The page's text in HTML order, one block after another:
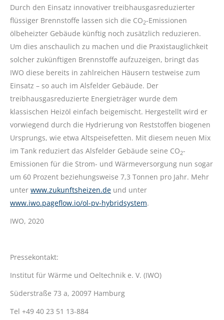
Durch den Einsatz innovativer treibhausgasreduzierter
flüssiger Brennstoffe lassen sich die CO2-Emissionen
ölbeheizter Gebäude künftig noch zusätzlich reduzieren.
Um dies anschaulich zu machen und die Praxistauglichkeit
solcher zukünftigen Brennstoffe aufzuzeigen, bringt das
IWO diese bereits in zahlreichen Häusern testweise zum
Einsatz – so auch im Alsfelder Gebäude. Der
treibhausgasreduzierte Energieträger wurde dem
klassischen Heizöl einfach beigemischt. Hergestellt wird er
vorwiegend durch die Hydrierung von Reststoffen biogenen
Ursprungs, wie etwa Altspeisefetten. Mit diesem neuen Mix
im Tank reduziert das Alsfelder Gebäude seine CO2-
Emissionen für die Strom- und Wärmeversorgung nun sogar
um 60 Prozent beziehungsweise 7,3 Tonnen pro Jahr. Mehr
unter www.zukunftsheizen.de und unter
www.iwo.pageflow.io/ol-pv-hybridsystem.
IWO, 2020
Pressekontakt:
Institut für Wärme und Oeltechnik e. V. (IWO)
Süderstraße 73 a, 20097 Hamburg
Tel +49 40 23 51 13-884